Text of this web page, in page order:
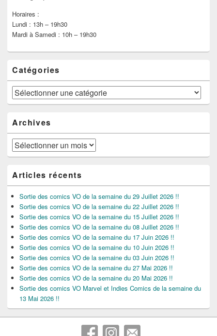
Horaires :
Lundi : 13h – 19h30
Mardi à Samedi : 10h – 19h30
Catégories
Catégories
Archives
Archives
Articles récents
Sortie des comics VO de la semaine du 29 Juillet 2026 !!
Sortie des comics VO de la semaine du 22 Juillet 2026 !!
Sortie des comics VO de la semaine du 15 Juillet 2026 !!
Sortie des comics VO de la semaine du 08 Juillet 2026 !!
Sortie des comics VO de la semaine du 17 Juin 2026 !!
Sortie des comics VO de la semaine du 10 Juin 2026 !!
Sortie des comics VO de la semaine du 03 Juin 2026 !!
Sortie des comics VO de la semaine du 27 Mai 2026 !!
Sortie des comics VO de la semaine du 20 Mai 2026 !!
Sortie des comics VO Marvel et Indies Comics de la semaine du
13 Mai 2026 !!